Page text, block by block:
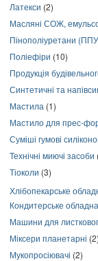
Латекси (2)
Масляні СОЖ,
Пінополіуретани
Поліефіри (10)
Продукція
Синтетичні та
Мастила (1)
Мастило для прес-
Суміші гумові
Технічні миючі засоби
Тіоколи (3)
Хлібопекарське
Кондитерське
Машини для
Міксери планетарні (2)
Мукопросіювачі (2)